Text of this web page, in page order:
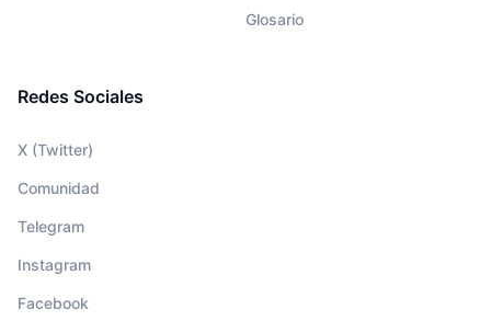
Glosario
Redes Sociales
X (Twitter)
Comunidad
Telegram
Instagram
Facebook